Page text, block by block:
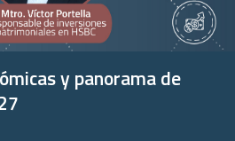
y panorama de